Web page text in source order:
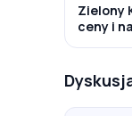
Zielony
ceny i